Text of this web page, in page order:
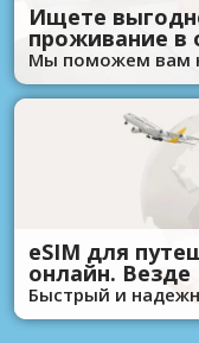
Ищете
проживание в
Мы поможем вам
eSIM для
онлайн. Везде
Быстрый и